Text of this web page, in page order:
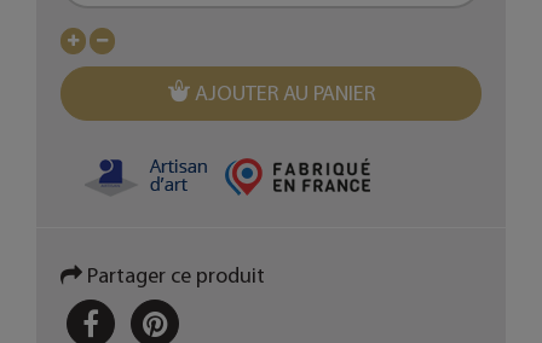
AJOUTER AU PANIER
Partager ce produit
PARTAGERPINTEREST